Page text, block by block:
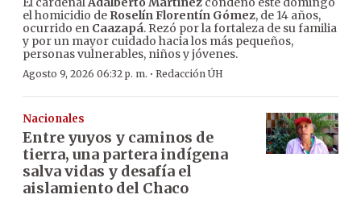
el homicidio de Roselín Florentín Gómez, de 14 años,
ocurrido en Caazapá. Rezó por la fortaleza de su familia
y por un mayor cuidado hacia los más pequeños,
personas vulnerables, niños y jóvenes.
Agosto 9, 2026 06:32 p. m. · Redacción ÚH
Nacionales
Entre yuyos y caminos de
tierra, una partera indígena
salva vidas y desafía el
aislamiento del Chaco